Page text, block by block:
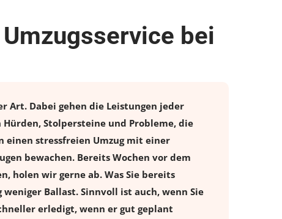
bei
Art. Dabei gehen die Leistungen jeder
Stolpersteine und Probleme, die
einen stressfreien Umzugmit einer
bewachen. Bereits Wochen vor dem
holen wir gerne ab. Was Sie bereits
Ballast. Sinnvoll ist auch, wenn Sie
erledigt, wenn er gut geplant